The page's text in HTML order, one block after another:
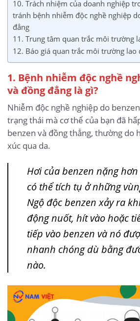
10. Trách nhiệm của doanh nghiệp
tránh bệnh nhiễm độc nghề nghiệp
đẳng
11. Trung tâm quan trắc môi trường
12. Báo giá quan trắc môi trường lao
1. Bệnh nhiễm độc nghề
và đồng đẳng là gì?
Nhiễm độc nghề nghiệp do
trạng thái mà cơ thể của bạn đã
benzen và đồng thẳng, thường do
xúc qua da.
Hơi của benzen nặng
có thể tích tụ ở những
Ngộ độc benzen xảy ra
động nuốt, hít vào hoặc
tiếp vào benzen và nó
nhanh chóng dù bằng
nào.